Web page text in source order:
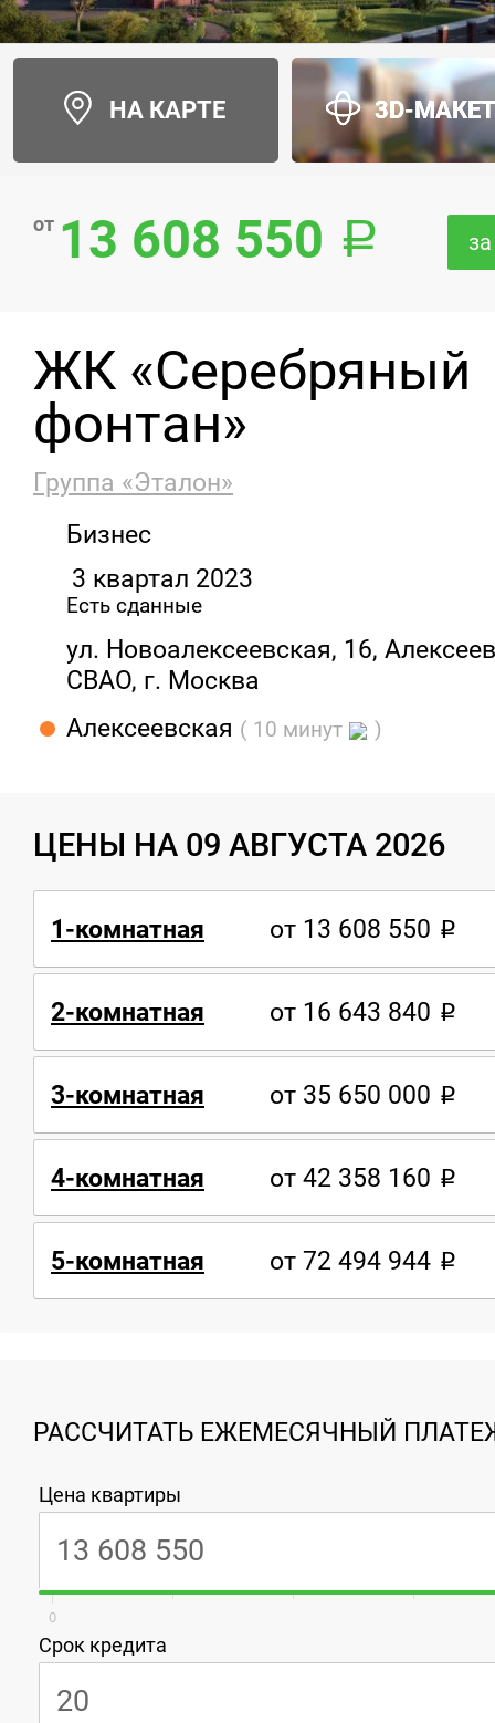
НА КАРТЕ 3D-
от 13 608 550
ЖК «Серебряный
фонтан»
Группа «Эталон»
Бизнес
3 квартал 2023
Есть сданные
ул. Новоалексеевская, 16,
СВАО, г. Москва
Алексеевская ( 10 минут )
ЦЕНЫ НА 09 АВГУСТА 2026
1-комнатная от 13 608 550
2-комнатная от 16 643 840
3-комнатная от 35 650 000
4-комнатная от 42 358 160
5-комнатная от 72 494 944
РАССЧИТАТЬ ЕЖЕМЕСЯЧНЫЙ
Цена квартиры
0
Срок кредита